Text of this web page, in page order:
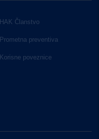
HAK Članstvo
Prometna preventiva
Korisne poveznice